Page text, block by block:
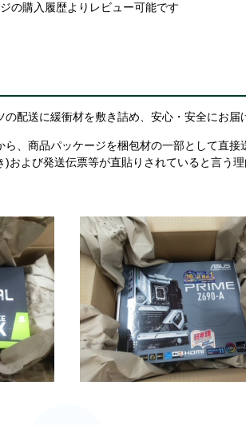
の購入履歴よりレビュー可能です
配送に緩衝材を敷き詰め、安心・安全にお
、商品パッケージを梱包材の一部として直
よび発送伝票等が直貼りされていると言う